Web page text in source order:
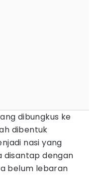
dibungkus ke
dibentuk
nasi yang
disantap dengan
belum lebaran